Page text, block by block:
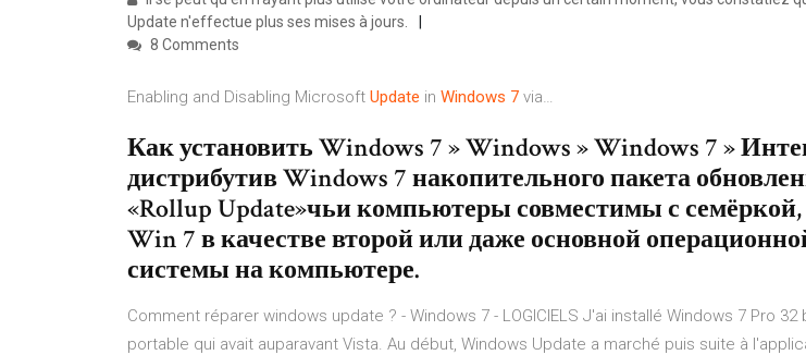
Update n'effectue plus ses mises à jours.
8 Comments
Enabling and Disabling Microsoft Update in Windows 7 via…
Как установить Windows 7 » Windows » Windows 7 »
дистрибутив Windows 7 накопительного пакета
«Rollup Update»чьи компьютеры совместимы с
Win 7 в качестве второй или даже основной
системы на компьютере.
Comment réparer windows update ? - Windows 7 - LOGICIELS J'ai installé Windows 7 Pro 32
portable qui avait auparavant Vista. Au début, Windows Update a marché puis suite à